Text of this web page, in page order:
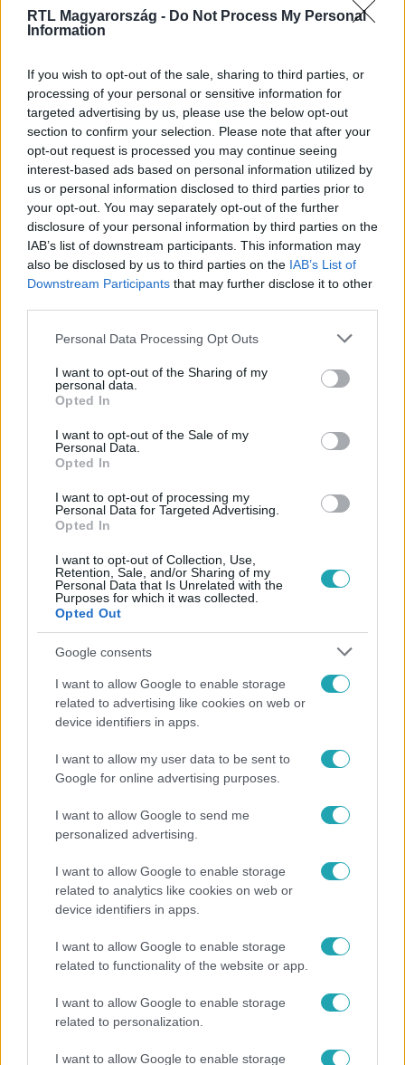
RTL Magyarország - Do Not Process My Personal
Information
If you wish to opt-out of the sale, sharing to third parties, or
processing of your personal or sensitive information for
targeted advertising by us, please use the below opt-out
section to confirm your selection. Please note that after your
opt-out request is processed you may continue seeing
interest-based ads based on personal information utilized by
us or personal information disclosed to third parties prior to
your opt-out. You may separately opt-out of the further
disclosure of your personal information by third parties on the
IAB’s list of downstream participants. This information may
also be disclosed by us to third parties on the IAB’s List of
Downstream Participants that may further disclose it to other
Please note that this website/app uses one or more Google
not limited to your visit or usage behaviour. You may click to
grant or deny consent to Google and its third-party tags to
use your data for below specified purposes in below Google
consent section.
Personal Data Processing Opt Outs
I want to opt-out of the Sharing of my
personal data.
Opted In
I want to opt-out of the Sale of my
Personal Data.
Opted In
I want to opt-out of processing my
Personal Data for Targeted Advertising.
Opted In
I want to opt-out of Collection, Use,
Retention, Sale, and/or Sharing of my
Personal Data that Is Unrelated with the
Purposes for which it was collected.
Opted Out
Google consents
I want to allow Google to enable storage
related to advertising like cookies on web or
device identifiers in apps.
I want to allow my user data to be sent to
Google for online advertising purposes.
I want to allow Google to send me
personalized advertising.
I want to allow Google to enable storage
related to analytics like cookies on web or
device identifiers in apps.
I want to allow Google to enable storage
related to functionality of the website or app.
I want to allow Google to enable storage
related to personalization.
I want to allow Google to enable storage
Facebookon is!
Követem
#EURÓPA #EUROPOL #EURÓPAI UNIÓ
KIBERBŰNÖZÉS #JELENTÉS #ADATHALÁSZAT
Népszerű
Reggeli
kötelező” – 50 méterre a csúcstól fordult vissza
Klein Dávid